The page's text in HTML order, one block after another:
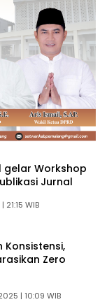
gelar Workshop
Jurnal
21:15 WIB
Konsistensi,
Zero
| 10:09 WIB